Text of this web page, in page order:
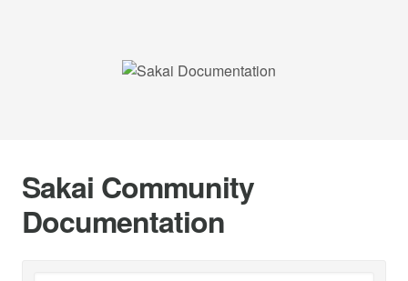
Sakai Community
Documentation